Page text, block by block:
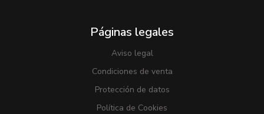
Páginas legales
Aviso legal
Condiciones de venta
Protección de datos
Política de Cookies